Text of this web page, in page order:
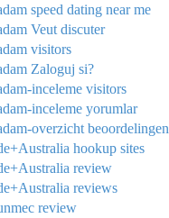
speed dating near me
Veut discuter
visitors
Zaloguj si?
inceleme visitors
inceleme yorumlar
overzicht beoordelingen
hookup sites
review
reviews
review